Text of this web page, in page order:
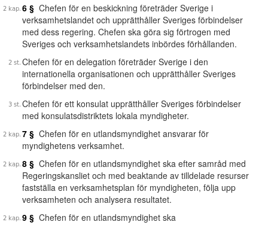
6 § Chefen för en beskickning företräder Sverige i
verksamhetslandet och upprätthåller Sveriges förbindelser
med dess regering. Chefen ska göra sig förtrogen med
Sveriges och verksamhetslandets inbördes förhållanden.
Chefen för en delegation företräder Sverige i den
internationella organisationen och upprätthåller Sveriges
förbindelser med den.
Chefen för ett konsulat upprätthåller Sveriges förbindelser
med konsulatsdistriktets lokala myndigheter.
7 § Chefen för en utlandsmyndighet ansvarar för
myndighetens verksamhet.
8 § Chefen för en utlandsmyndighet ska efter samråd med
Regeringskansliet och med beaktande av tilldelade resurser
fastställa en verksamhetsplan för myndigheten, följa upp
verksamheten och analysera resultatet.
9 § Chefen för en utlandsmyndighet ska